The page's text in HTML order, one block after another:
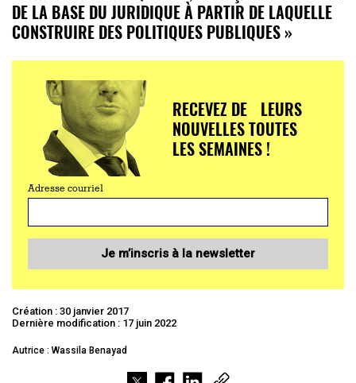
DE LA BASE DU JURIDIQUE À PARTIR DE LAQUELLE
CONSTRUIRE DES POLITIQUES PUBLIQUES »
RECEVEZ DE LEURS
NOUVELLES TOUTES
LES SEMAINES !
Adresse courriel
Je m’inscris à la newsletter
Création : 30 janvier 2017
Dernière modification : 17 juin 2022
Autrice : Wassila Benayad